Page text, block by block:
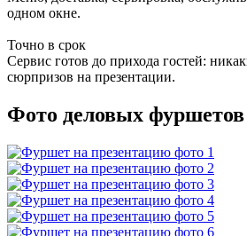
одном окне.
Точно в срок
Сервис готов до прихода гостей:
сюрпризов на презентации.
Фото деловых фуршетов